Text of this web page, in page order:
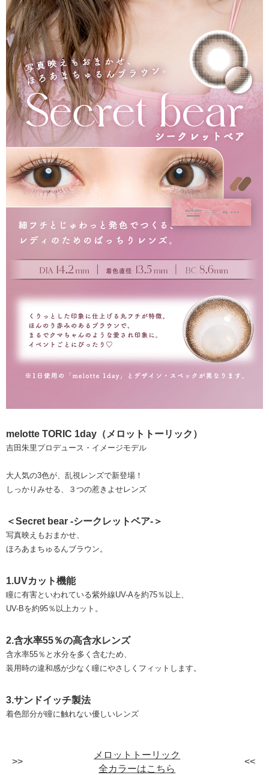
melotte TORIC 1day（メロットトーリック）
吉田朱里プロデュース・イメージモデル
大人気の3色が、乱視レンズで新登場！
しっかりみせる、３つの惹きよせレンズ
＜Secret bear -シークレットベア-＞
写真映えもおまかせ、
ほろあまちゅるんブラウン。
1.UVカット機能
瞳に有害といわれている紫外線UV-Aを約75％以上、
UV-Bを約95％以上カット。
2.含水率55％の高含水レンズ
含水率55％と水分を多く含むため、
装用時の違和感が少なく瞳にやさしくフィットします。
3.サンドイッチ製法
着色部分が瞳に触れない優しいレンズ
メロットトーリック
全カラーはこちら